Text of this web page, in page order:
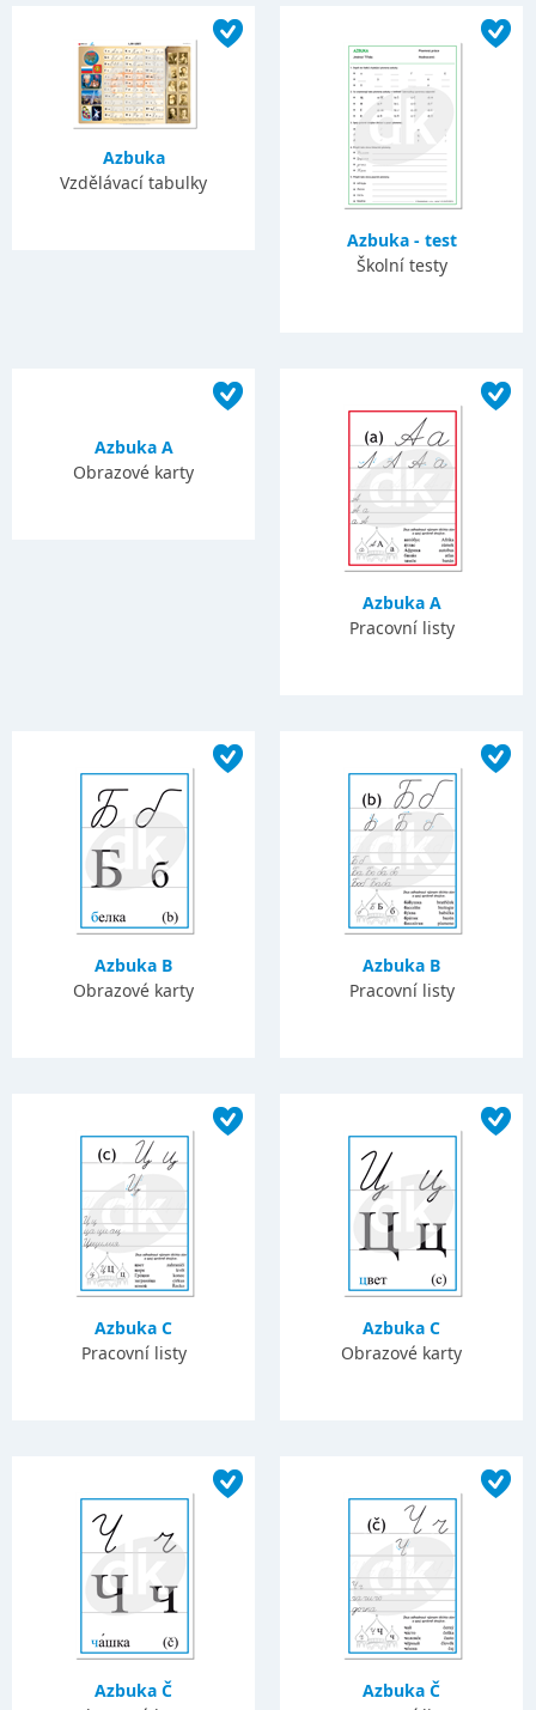
Azbuka
Vzdělávací tabulky
Azbuka - test
Školní testy
Azbuka A
Obrazové karty
Azbuka A
Pracovní listy
Azbuka B
Obrazové karty
Azbuka B
Pracovní listy
Azbuka C
Pracovní listy
Azbuka C
Obrazové karty
Azbuka Č
Azbuka Č